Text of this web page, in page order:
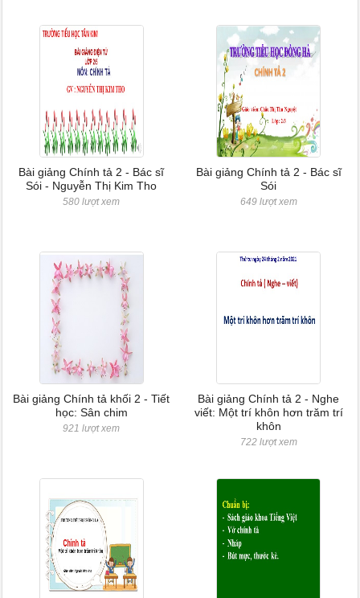
Bài giảng Chính tả 2 - Bác sĩ
Sói - Nguyễn Thị Kim Tho
580 lượt xem
Bài giảng Chính tả 2 - Bác sĩ
Sói
649 lượt xem
Bài giảng Chính tả khối 2 - Tiết
học: Sân chim
921 lượt xem
Bài giảng Chính tả 2 - Nghe
viết: Một trí khôn hơn trăm trí
khôn
722 lượt xem